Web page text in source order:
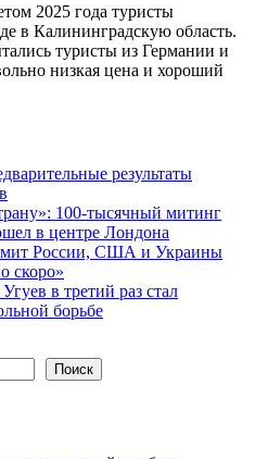
2025 года туристы
в Калининградскую область.
туристы из Германии и
низкая цена и хороший
результаты
100-тысячный митинг
в центре Лондона
России, США и Украины
скоро»
в третий раз стал
борьбе
Поиск